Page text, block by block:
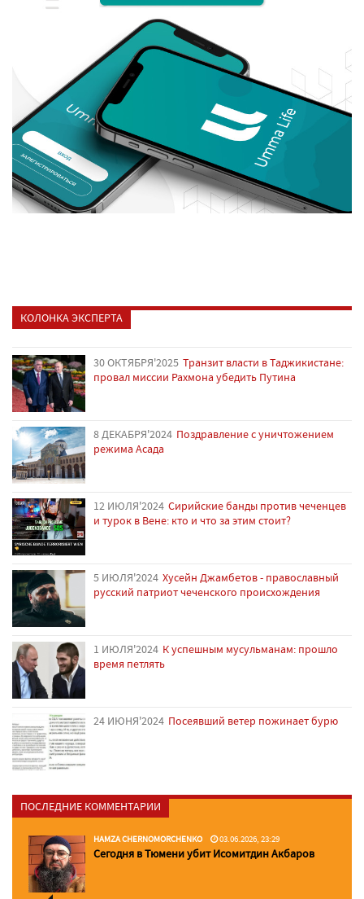
КОЛОНКА ЭКСПЕРТА
30 ОКТЯБРЯ'2025 Транзит власти в Таджикистане:
провал миссии Рахмона убедить Путина
8 ДЕКАБРЯ'2024 Поздравление с уничтожением
режима Асада
12 ИЮЛЯ'2024 Сирийские банды против чеченцев
и турок в Вене: кто и что за этим стоит?
5 ИЮЛЯ'2024 Хусейн Джамбетов - православный
русский патриот чеченского происхождения
1 ИЮЛЯ'2024 К успешным мусульманам: прошло
время петлять
24 ИЮНЯ'2024 Посеявший ветер пожинает бурю
ПОСЛЕДНИЕ КОММЕНТАРИИ
HAMZA CHERNOMORCHENKO 03.06.2026, 23:29
Сегодня в Тюмени убит Исомитдин Акбаров